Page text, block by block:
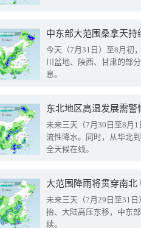
中东部大范围桑拿天
今天（7月31日）至8月初
川盆地、陕西、甘肃的部
息。
东北地区高温发展需
未来三天（7月30日至8月
流性降水。同时，从华北
全天候在线。
大范围降雨将贯穿南
未来三天（7月29日至31
抬、大陆高压东移，中东
续。